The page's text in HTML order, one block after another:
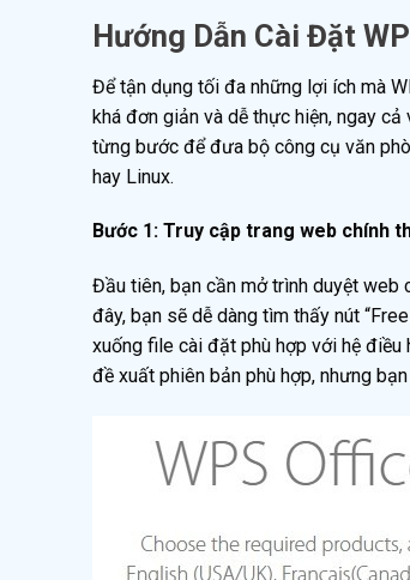
Hướng Dẫn Cài Đặt
Để tận dụng tối đa những lợi ích mà
khá đơn giản và dễ thực hiện, ngay
từng bước để đưa bộ công cụ văn
hay Linux.
Bước 1: Truy cập trang web chính
Đầu tiên, bạn cần mở trình duyệt web
đây, bạn sẽ dễ dàng tìm thấy nút
xuống file cài đặt phù hợp với hệ điều
đề xuất phiên bản phù hợp, nhưng